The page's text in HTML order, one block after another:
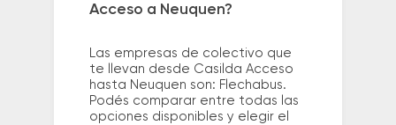
Acceso a Neuquen?
Las empresas de colectivo que
te llevan desde Casilda Acceso
hasta Neuquen son: Flechabus.
Podés comparar entre todas las
opciones disponibles y elegir el